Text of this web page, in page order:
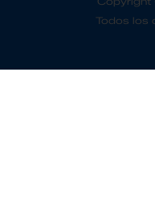
Todos los